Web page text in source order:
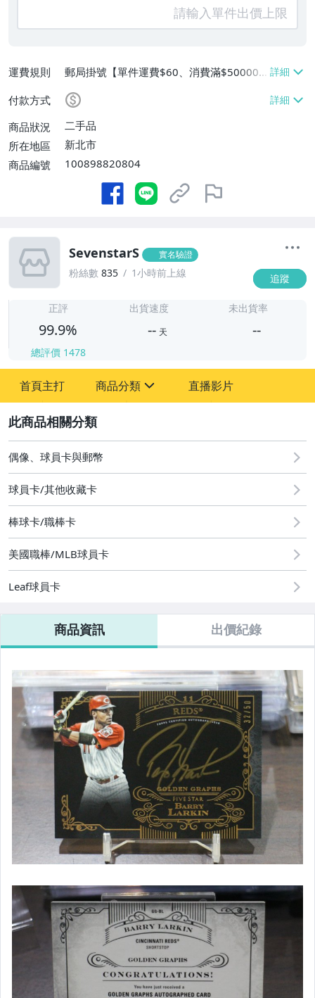
運費規則
郵局掛號【單件運費$60、消費滿$50000
付款方式
商品狀況
二手品
所在地區
新北市
商品編號
100898820804
SevenstarS 實名驗證
粉絲數 835 1小時前上線 追蹤
正評
99.9%
總評價 1478
出貨速度
-- 天
未出貨率
--
首頁主打 商品分類
成人專區
偶像、球員卡與郵幣
直播影片
偶像、球員卡與郵幣
球員卡/其他收藏卡
棒球卡/職棒卡
美國職棒/MLB球員卡
Leaf球員卡
商品資訊 出價紀錄